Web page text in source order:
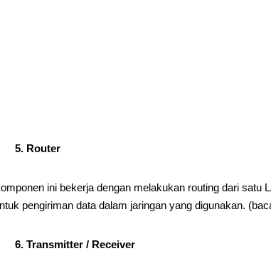
5. Router
ini bekerja dengan melakukan routing dari satu
pengiriman data dalam jaringan yang digunakan.
6. Transmitter / Receiver